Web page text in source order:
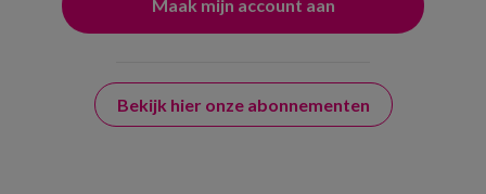
Bekijk hier onze abonnementen